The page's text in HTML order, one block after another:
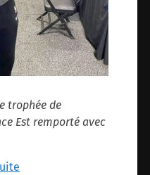
trophée de
Est remporté avec